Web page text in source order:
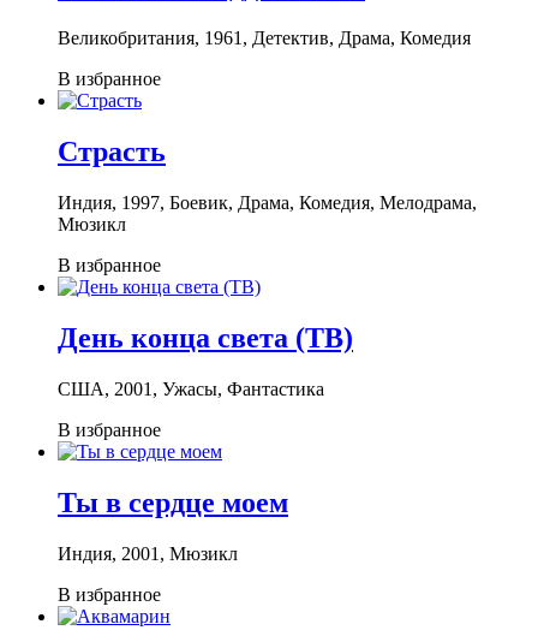
Великобритания, 1961, Детектив, Драма, Комедия
В избранное
Страсть
Индия, 1997, Боевик, Драма, Комедия, Мелодрама,
Мюзикл
В избранное
День конца света (ТВ)
США, 2001, Ужасы, Фантастика
В избранное
Ты в сердце моем
Индия, 2001, Мюзикл
В избранное